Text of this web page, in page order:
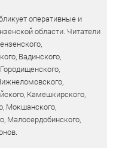
оперативные и
области. Читатели
Вадинского,
Камешкирского,
Мокшанского,
Малосердобинского,